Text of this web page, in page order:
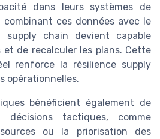
dans leurs systèmes de
ces données avec le
supply chain devient capable
et de recalculer les plans. Cette
renforce la résilience supply
opérationnelles.
bénéficient également de
décisions tactiques, comme
ou la priorisation des